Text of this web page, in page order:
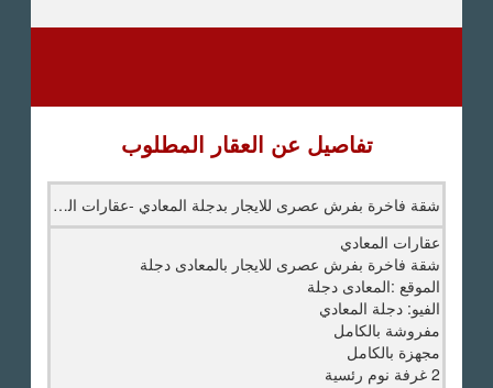
تفاصيل عن العقار المطلوب
شقة فاخرة بفرش عصرى للايجار بدجلة المعادي -عقارات المعادي
عقارات المعادي
شقة فاخرة بفرش عصرى للايجار بالمعادى دجلة
الموقع :المعادى دجلة
الفيو: دجلة المعادي
مفروشة بالكامل
مجهزة بالكامل
2 غرفة نوم رئسية